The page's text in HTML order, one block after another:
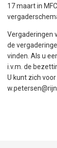
17 maart in
Vergaderingen
de
vinden. Als u
i.v.m. de
U kunt zich